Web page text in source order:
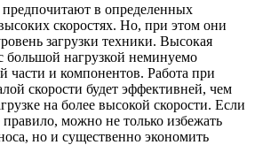
в определенных
скоростях. Но, при этом они
загрузки техники. Высокая
большой нагрузкой неминуемо
части и компонентов. Работа при
скорости будет эффективней, чем
на более высокой скорости. Если
правило, можно не только избежать
но и существенно экономить